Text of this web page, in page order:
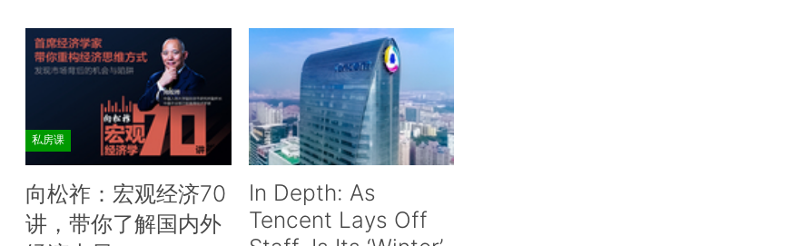
私房课
向松祚：宏观经济70
讲，带你了解国内外
In Depth: As
Tencent Lays Off